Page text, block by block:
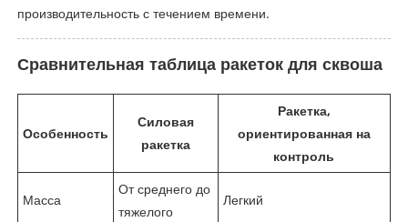
производительность с течением времени.
Сравнительная таблица ракеток для сквоша
Особенность
Силовая
ракетка
Ракетка,
ориентированная на
контроль
Масса
От среднего до
тяжелого
Легкий